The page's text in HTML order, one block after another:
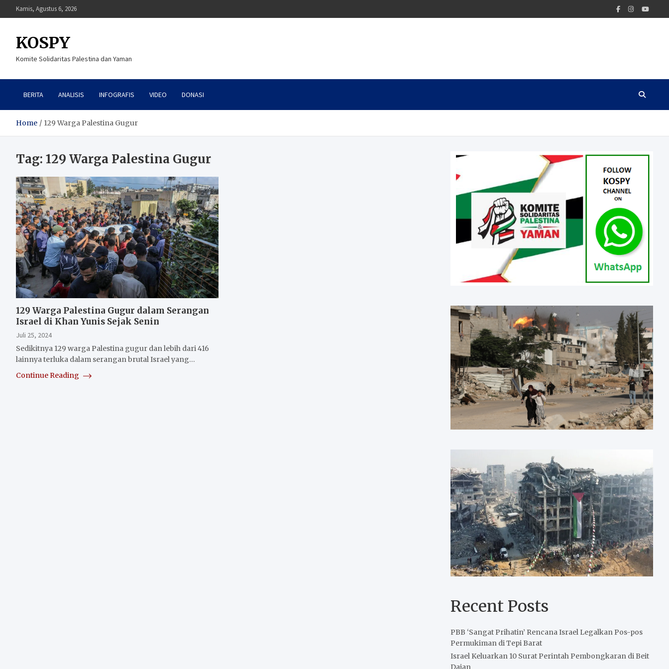
to
Kamis, Agustus 6, 2026
KOSPY
Komite Solidaritas Palestina dan Yaman
BERITA ANALISIS INFOGRAFIS VIDEO DONASI
Home 129 Warga Palestina Gugur
Tag: 129 Warga Palestina Gugur
129 Warga Palestina Gugur dalam Serangan
Israel di Khan Yunis Sejak Senin
Juli 25, 2024
Sedikitnya 129 warga Palestina gugur dan lebih dari 416
lainnya terluka dalam serangan brutal Israel yang…
Continue Reading
Recent Posts
PBB ‘Sangat Prihatin’ Rencana Israel Legalkan Pos-pos
Permukiman di Tepi Barat
Israel Keluarkan 10 Surat Perintah Pembongkaran di Beit
Dajan